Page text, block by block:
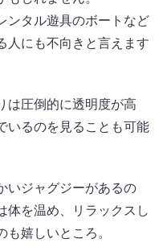
ンタル遊具のボートなど
人にも不向きと言えます
は圧倒的に透明度が高
いるのを見ることも可能
いジャグジーがあるの
体を温め、リラックスし
嬉しいところ。